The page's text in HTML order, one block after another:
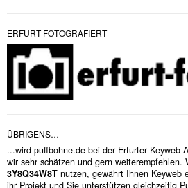
ERFURT FOTOGRAFIERT
ÜBRIGENS…
...wird puffbohne.de bei der Erfurter Keyweb
wir sehr schätzen und gern weiterempfehlen.
3Y8Q34W8T nutzen, gewährt Ihnen Keyweb
ihr Projekt und Sie unterstützen gleichzeitig